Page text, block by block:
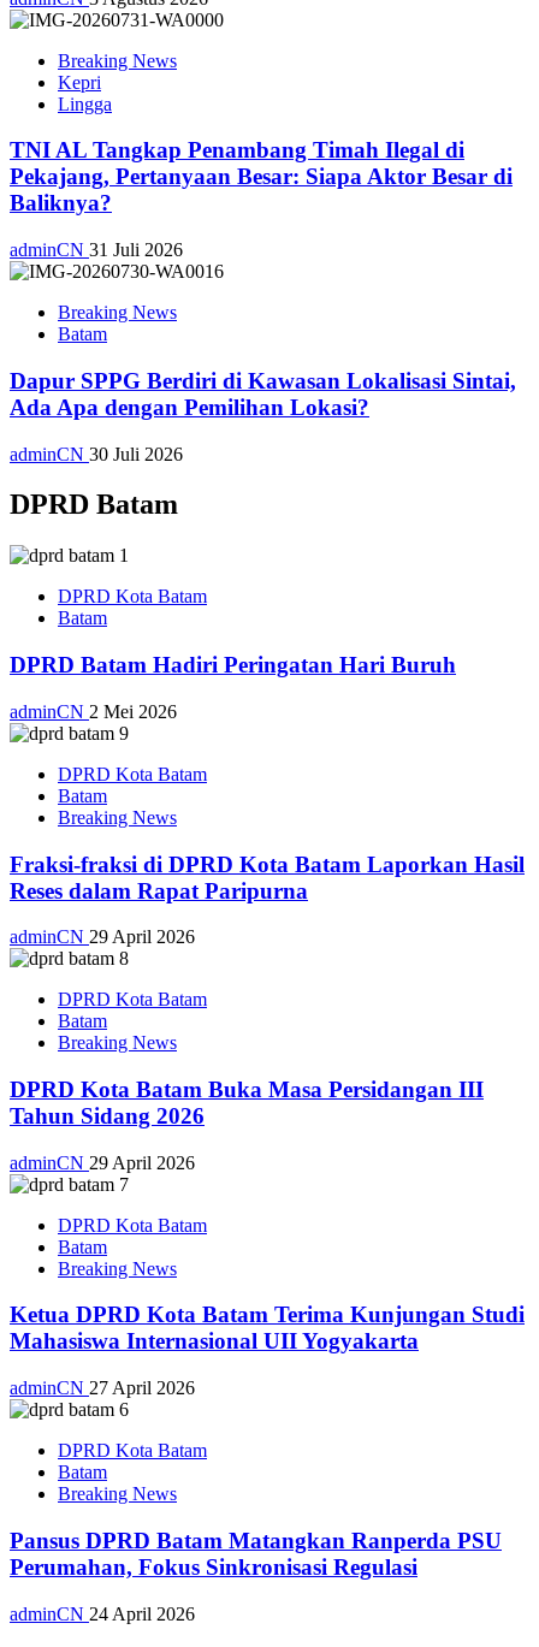
Breaking News
Kepri
Lingga
TNI AL Tangkap Penambang Timah Ilegal di
Pekajang, Pertanyaan Besar: Siapa Aktor Besar di
Baliknya?
adminCN 31 Juli 2026
Breaking News
Batam
Dapur SPPG Berdiri di Kawasan Lokalisasi Sintai,
Ada Apa dengan Pemilihan Lokasi?
adminCN 30 Juli 2026
DPRD Batam
DPRD Kota Batam
Batam
DPRD Batam Hadiri Peringatan Hari Buruh
adminCN 2 Mei 2026
DPRD Kota Batam
Batam
Breaking News
Fraksi-fraksi di DPRD Kota Batam Laporkan Hasil
Reses dalam Rapat Paripurna
adminCN 29 April 2026
DPRD Kota Batam
Batam
Breaking News
DPRD Kota Batam Buka Masa Persidangan III
Tahun Sidang 2026
adminCN 29 April 2026
DPRD Kota Batam
Batam
Breaking News
Ketua DPRD Kota Batam Terima Kunjungan Studi
Mahasiswa Internasional UII Yogyakarta
adminCN 27 April 2026
DPRD Kota Batam
Batam
Breaking News
Pansus DPRD Batam Matangkan Ranperda PSU
Perumahan, Fokus Sinkronisasi Regulasi
adminCN 24 April 2026